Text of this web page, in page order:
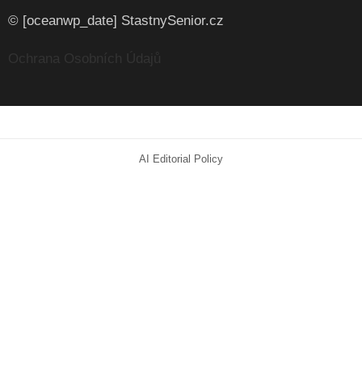
© [oceanwp_date] StastnySenior.cz
AI Editorial Policy